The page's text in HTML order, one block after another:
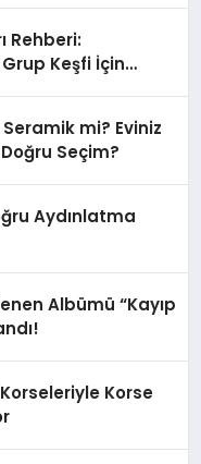
Rehberi:
Grup Keşfi İçin
mi? Eviniz
Seçim?
Aydınlatma
Albümü “Kayıp
Korse